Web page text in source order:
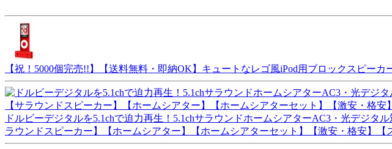
【祝！5000個完売!!】【送料無料・即納OK】キュートなレゴ風iPod用ブロックスピー
ドルビーデジタルを5.1chで迫力再生！5.1chサラウンドホームシアターAC3・光デジ
ラウンドスピーカー】【ホームシアター】【ホームシアターセット】【激安・格安】【